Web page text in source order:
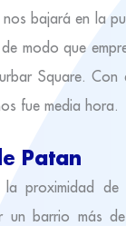
nos bajará en la
modo que
Square.
fue media hora.
Patan
la proximidad de
un barrio más